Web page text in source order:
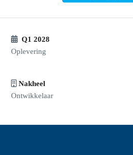
Q1 2028
Oplevering
Nakheel
Ontwikkelaar